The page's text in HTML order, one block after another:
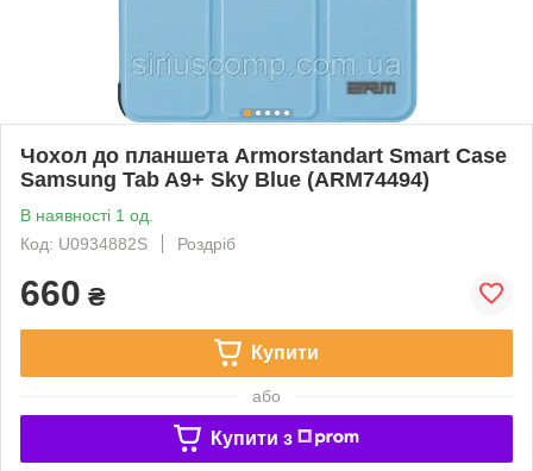
Чохол до планшета Armorstandart Smart Case
Samsung Tab A9+ Sky Blue (ARM74494)
В наявності 1 од.
Код: U0934882S
Роздріб
660 ₴
Купити
або
Купити з